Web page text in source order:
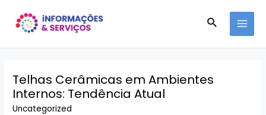
para
Pesquisar
Telhas Cerâmicas em Ambientes
Internos: Tendência Atual
Uncategorized